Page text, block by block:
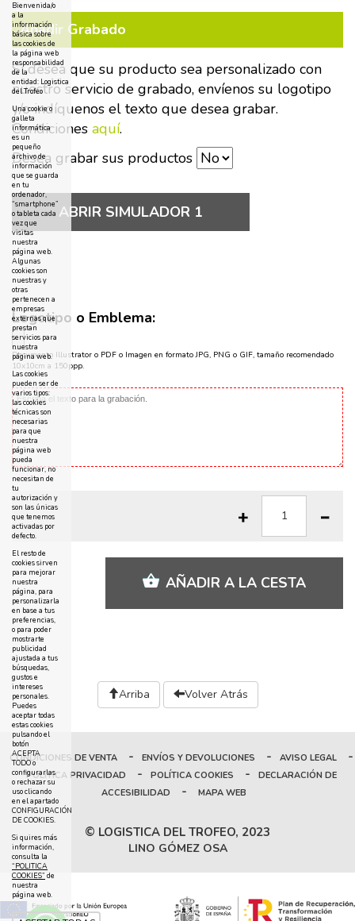
Añadir Grabado
Si desea que su producto sea personalizado con
nuestro servicio de grabado, envíenos su logotipo
y/o indíquenos el texto que desea grabar.
Condiciones aquí.
Desea grabar sus productos
ABRIR SIMULADOR 1
Logotipo o Emblema:
Documento Illustrator o PDF o Imagen en formato JPG, PNG o GIF, tamaño recomendado
10x10cm a 150ppp.
AÑADIR A LA CESTA
Arriba Volver Atrás
CONDICIONES DE VENTA - ENVÍOS Y DEVOLUCIONES - AVISO LEGAL -
POLÍTICA PRIVACIDAD - POLÍTICA COOKIES -
DECLARACIÓN DE
ACCESIBILIDAD
- MAPA WEB
© LOGISTICA DEL TROFEO, 2023
LINO GÓMEZ OSA
Bienvenida/o
a la
información
básica sobre
las cookies de
la página web
responsabilidad
de la
entidad: Logistica
del Trofeo
Una cookie o
galleta
informática
es un
pequeño
archivo de
información
que se guarda
en tu
ordenador,
“smartphone”
o tableta cada
vez que
visitas
nuestra
página web.
Algunas
cookies son
nuestras y
otras
pertenecen a
empresas
externas que
prestan
servicios para
nuestra
página web.
Las cookies
pueden ser de
varios tipos:
las cookies
técnicas son
necesarias
para que
nuestra
página web
pueda
funcionar, no
necesitan de
tu
autorización y
son las únicas
que tenemos
activadas por
defecto.
El resto de
cookies sirven
para mejorar
nuestra
página, para
personalizarla
en base a tus
preferencias,
o para poder
mostrarte
publicidad
ajustada a tus
búsquedas,
gustos e
intereses
personales.
Puedes
aceptar todas
estas cookies
pulsando el
botón
ACEPTA
TODO o
configurarlas
o rechazar su
uso clicando
en el apartado
CONFIGURACIÓN
DE COOKIES.
Si quires más
información,
consulta la
“POLITICA
COOKIES” de
nuestra
página web.